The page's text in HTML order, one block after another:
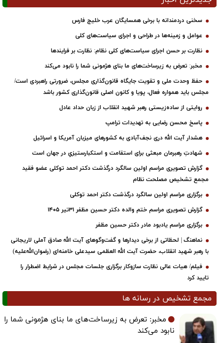
سخنی دردمندانه با برخی همسایگان عرب خلیج فارس
عوامل و زمینه‌ها در طراحی و اجرای سیاست‌های کلی
نظارت بر حسن اجرای سیاست‌های کلی نظام: نظارت بر فرایندها
مخبر: تعرض به زیرساخت‌های ما بنای هژمونی شما را نابود می‌کند
حفظ وحدت ملی و تقویت جایگاه قانون‌گذاری مجلس، ضرورتی راهبردی است/
مجلس باید همواره فعال، پویا و کانون اصلی قانون‌گذاری کشور باشد
روایتی از ساده‌زیستی رهبر شهید انقلاب از زبان حداد عادل
پاسخ محسن رضایی به تهدیدات ترامپ
هشدار آیت الله دری نجف‌آبادی به کشورهای میزبان آمریکا و اسرائیل
شهادتِ رهبرمان مبعثی برای استقامت و استکبارستیزیِ در جهان است
گزارش تصویری مراسم اولین سالگرد درگذشت دکتر احمد توکلی عضو فقید
مجمع تشخیص مصلحت نظام
برگزاری مراسم اولین سالگرد درگذشت دکتر احمد توکلی
گزارش تصویری مراسم ختم والده دکتر حسین مظفر ۳۱تیر ۱۴۰۵
برگزاری مراسم یادبود مادر دکتر حسین مظفر
نماهنگ | لحظاتی از برخی دیدارها و گفت‌وگوهای آیت ‌الله صادق آملی لاریجانی
با رهبر شهید انقلاب، حضرت آیت‌ الله العظمی سیدعلی خامنه‌ای (رضوان‌الله‌علیه)
فیلم/ هیات عالی نظارت سازوکار برگزاری جلسات مجلس در شرایط اضطرار را
تایید کرد
مجمع تشخیص در رسانه ها
مخبر: تعرض به زیرساخت‌های ما بنای هژمونی شما را
نابود می‌کند